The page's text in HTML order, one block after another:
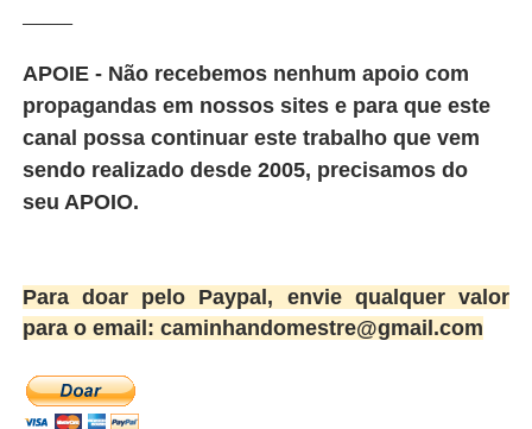
APOIE - Não recebemos nenhum apoio com
propagandas em nossos sites e para que este
canal possa continuar este trabalho que vem
sendo realizado desde 2005, precisamos do
seu APOIO.
Para doar pelo Paypal, envie qualquer valor
para o email: caminhandomestre@gmail.com